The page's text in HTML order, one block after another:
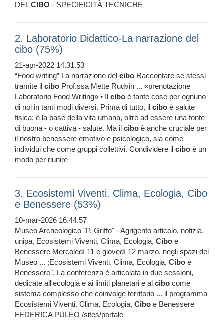
DELCIBO - SPECIFICITÀ TECNICHE
2. Laboratorio Didattico-La narrazione del
cibo (75%)
21-apr-2022 14.31.53
“Food writing” La narrazione del cibo Raccontare se stessi
tramite il cibo Prof.ssa Mette Rudvin ... «prenotazione
Laboratorio Food Writing» • Il cibo è tante cose per ognuno
di noi in tanti modi diversi. Prima di tutto, il cibo è salute
fisica; è la base della vita umana, oltre ad essere una fonte
di buona - o cattiva - salute. Ma il cibo è anche cruciale per
il nostro benessere emotivo e psicologico, sia come
individui che come gruppi collettivi. Condividere il cibo è un
modo per riunire
3. Ecosistemi Viventi. Clima, Ecologia, Cibo
e Benessere (53%)
10-mar-2026 16.44.57
Museo Archeologico "P. Griffo" - Agrigento articolo, notizia,
unipa, Ecosistemi Viventi, Clima, Ecologia, Cibo e
Benessere Mercoledì 11 e giovedì 12 marzo, negli spazi del
Museo ... ;Ecosistemi Viventi. Clima, Ecologia, Cibo e
Benessere". La conferenza è articolata in due sessioni,
dedicate all'ecologia e ai limiti planetari e al cibo come
sistema complesso che coinvolge territorio ... il programma
Ecosistemi Viventi. Clima, Ecologia, Cibo e Benessere
FEDERICA PULEO /sites/portale